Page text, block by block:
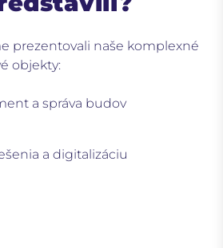
prezentovali naše komplexné
objekty:
a správa budov
a digitalizáciu